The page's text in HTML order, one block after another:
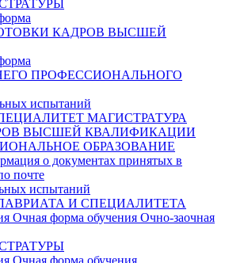
КАДРОВ ВЫСШЕЙ
ПРОФЕССИОНАЛЬНОГО
испытаний
МАГИСТРАТУРА
ВЫСШЕЙ КВАЛИФИКАЦИИ
ОБРАЗОВАНИЕ
о документах принятых в
почте
испытаний
И СПЕЦИАЛИТЕТА
Очная форма обучения Очно-заочная
Очная форма обучения